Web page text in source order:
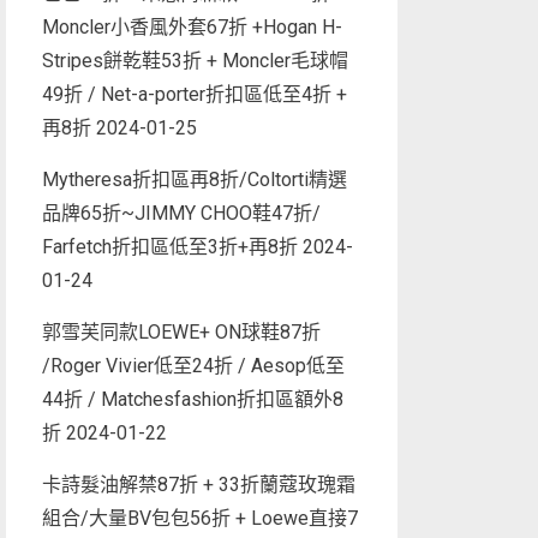
Moncler小香風外套67折 +Hogan H-
Stripes餅乾鞋53折 + Moncler毛球帽
49折 / Net-a-porter折扣區低至4折 +
再8折 2024-01-25
Mytheresa折扣區再8折/Coltorti精選
品牌65折~JIMMY CHOO鞋47折/
Farfetch折扣區低至3折+再8折 2024-
01-24
郭雪芙同款LOEWE+ ON球鞋87折
/Roger Vivier低至24折 / Aesop低至
44折 / Matchesfashion折扣區額外8
折 2024-01-22
卡詩髮油解禁87折 + 33折蘭蔻玫瑰霜
組合/大量BV包包56折 + Loewe直接7